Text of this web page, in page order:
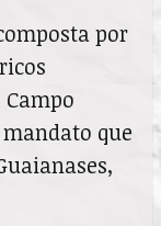
por
mandato que